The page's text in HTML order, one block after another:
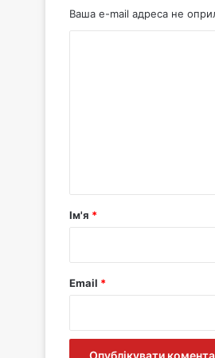
Ваша e-mail адреса не
рІм'я *
Email *